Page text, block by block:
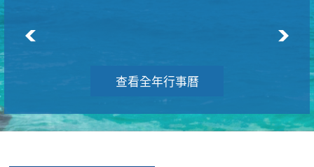
查看全年行事曆